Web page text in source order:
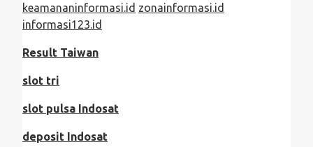
keamananinformasi.id zonainformasi.id
informasi123.id
Result Taiwan
slot tri
slot pulsa Indosat
deposit Indosat